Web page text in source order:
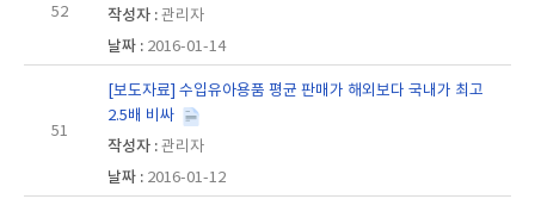
52
관리자
2016-01-14
51
[보도자료] 수입유아용품 평균 판매가 해외보다 국내가 최고
2.5배 비싸
관리자
2016-01-12